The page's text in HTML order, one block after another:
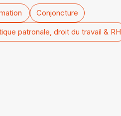
Conjoncture
patronale, droit du travail & RH